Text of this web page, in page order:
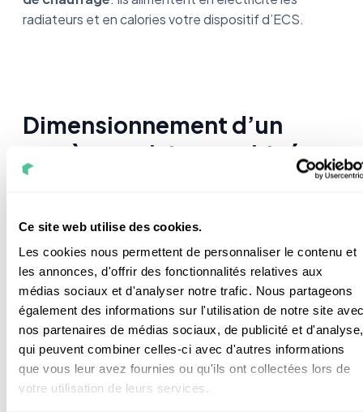
Ce site web utilise des cookies.
Les cookies nous permettent de personnaliser le contenu et
les annonces, d'offrir des fonctionnalités relatives aux
médias sociaux et d'analyser notre trafic. Nous partageons
également des informations sur l'utilisation de notre site
nos partenaires de médias sociaux, de publicité et d'analyse,
qui peuvent combiner celles-ci avec d'autres informations
que vous leur avez fournies ou qu'ils ont collectées lors de
votre utilisation de leurs services.
radiateurs et en calories votre dispositif d’ECS.
Dimensionnement d’un
système solaire combiné
votre future installation? Pour des
professionnels, bien sûr que non.
Nos experts ont des logiciels qui leur permettent de
faire une premièreétude énergétique des besoins
liés à votre habitation.
Mais j’imagine que vous avez envie de savoirà quoi
vous attendre pour votre maison? Je vais vous